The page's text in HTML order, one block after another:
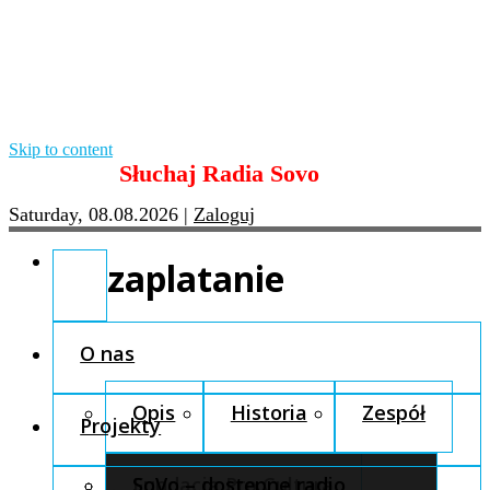
Skip to content
Słuchaj Radia Sovo
Saturday, 08.08.2026 | Zaloguj
O nas
Opis Historia Zespół
Fundacja Pro Cultura
Projekty
SoVo – dostępne radio
zaplatanie